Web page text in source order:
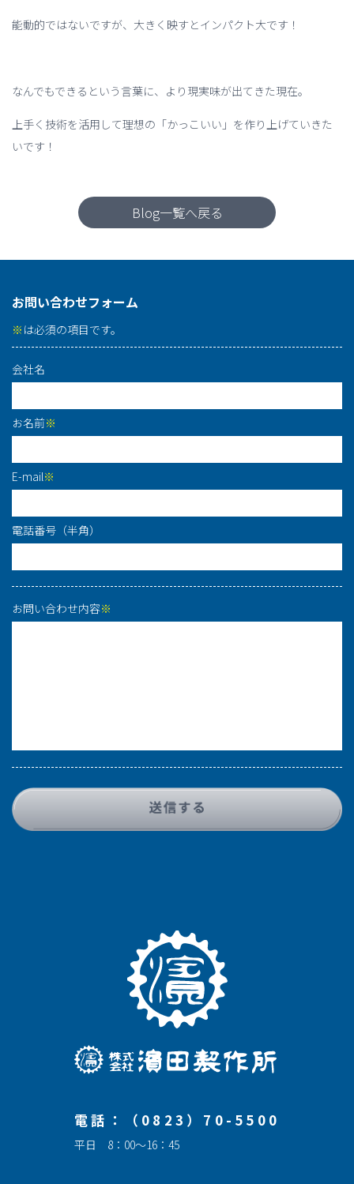
能動的ではないですが、大きく映すとインパクト大です！
なんでもできるという言葉に、より現実味が出てきた現在。
上手く技術を活用して理想の「かっこいい」を作り上げていきた
いです！
Blog一覧へ戻る
電話：（0823）70-5500
平日 8：00～16：45
お問い合わせフォーム
※ は必須の項目です。
会社名
お名前※
E-mail※
電話番号（半角）
お問い合わせ内容※